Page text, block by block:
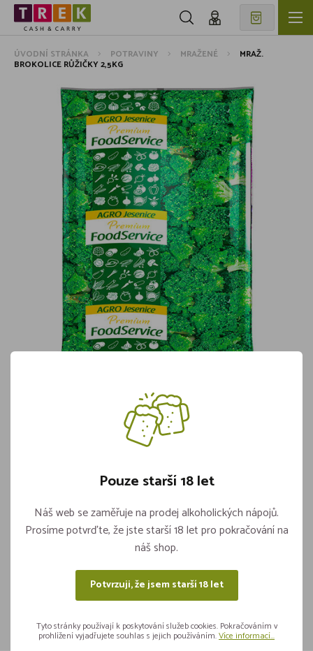
ÚVODNÍ STRÁNKA POTRAVINY MRAŽENÉ MRAŽ.
BROKOLICE RŮŽIČKY 2,5KG
MRAŽ. Brokolice Růžičky 2,5kg
Vložit do košíku
Sdílejte na sítích
Pouze starší 18 let
Náš web se zaměřuje na prodej alkoholických nápojů.
Prosíme potvrďte, že jste starší 18 let pro pokračování na
náš shop.
Potvrzuji, že jsem starší 18 let
Tyto stránky používají k poskytování služeb cookies. Pokračováním v
prohlížení vyjadřujete souhlas s jejich používáním.Více informací...